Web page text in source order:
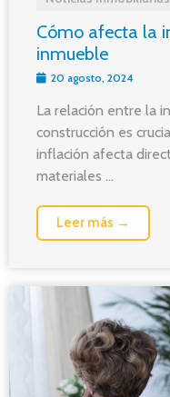
Cómo afecta la
inmueble
20 agosto, 2024
La relación entre la
construcción es
inflación afecta
materiales ...
Leer más →